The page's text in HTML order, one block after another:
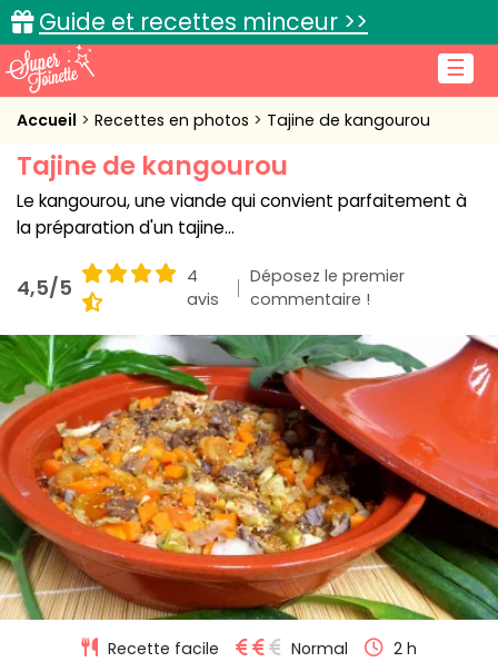
☰
Guide et recettes minceur >>
Accueil
Recettes de cuisine
Cuisine pratique
L'actu cuisine
Connexion
Accueil Recettes en photos Tajine de kangourou
Tajine de kangourou
Le kangourou, une viande qui convient parfaitement à
la préparation d'un tajine...
4,5/5
4
avis
Déposez le premier
commentaire !
Recette facile Normal
2 h